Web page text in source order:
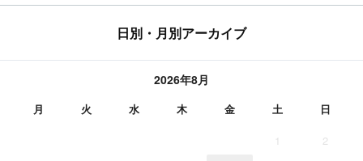
日別・月別アーカイブ
2026年8月
月 火 水 木 金 土 日
1
2